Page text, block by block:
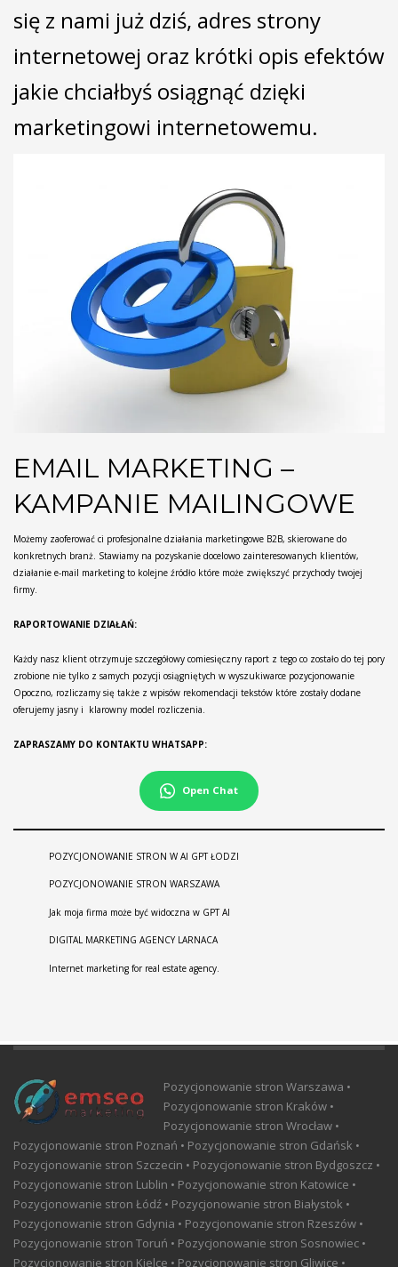
się z nami już dziś, adres strony
internetowej oraz krótki opis efektów
jakie chciałbyś osiągnąć dzięki
marketingowi internetowemu.
EMAIL MARKETING –
KAMPANIE MAILINGOWE
Możemy zaoferować ci profesjonalne działania marketingowe B2B, skierowane do
konkretnych branż. Stawiamy na pozyskanie docelowo zainteresowanych klientów,
działanie e-mail marketing to kolejne źródło które może zwiększyć przychody twojej
firmy.
RAPORTOWANIE DZIAŁAŃ:
Każdy nasz klient otrzymuje szczegółowy comiesięczny raport z tego co zostało do tej pory
zrobione nie tylko z samych pozycji osiągniętych w wyszukiwarce pozycjonowanie
Opoczno, rozliczamy się także z wpisów rekomendacji tekstów które zostały dodane
oferujemy jasny i klarowny model rozliczenia.
ZAPRASZAMY DO KONTAKTU WHATSAPP:
Open Chat
POZYCJONOWANIE STRON W AI GPT ŁODZI
POZYCJONOWANIE STRON WARSZAWA
Jak moja firma może być widoczna w GPT AI
DIGITAL MARKETING AGENCY LARNACA
Internet marketing for real estate agency.
Pozycjonowanie stron Warszawa •
Pozycjonowanie stron Kraków •
Pozycjonowanie stron Wrocław •
Pozycjonowanie stron Poznań • Pozycjonowanie stron Gdańsk •
Pozycjonowanie stron Szczecin • Pozycjonowanie stron Bydgoszcz •
Pozycjonowanie stron Lublin • Pozycjonowanie stron Katowice •
Pozycjonowanie stron Łódź • Pozycjonowanie stron Białystok •
Pozycjonowanie stron Gdynia • Pozycjonowanie stron Rzeszów •
Pozycjonowanie stron Toruń • Pozycjonowanie stron Sosnowiec •
Pozycjonowanie stron Kielce • Pozycjonowanie stron Gliwice •